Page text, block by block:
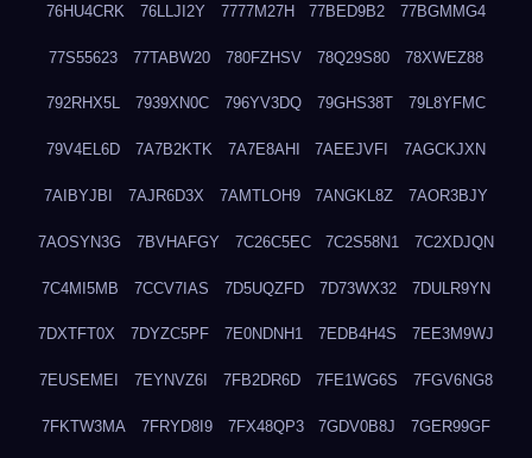
76HU4CRK 76LLJI2Y 7777M27H 77BED9B2 77BGMMG4
77S55623 77TABW20 780FZHSV 78Q29S80 78XWEZ88
792RHX5L 7939XN0C 796YV3DQ 79GHS38T 79L8YFMC
79V4EL6D 7A7B2KTK 7A7E8AHI 7AEEJVFI 7AGCKJXN
7AIBYJBI 7AJR6D3X 7AMTLOH9 7ANGKL8Z 7AOR3BJY
7AOSYN3G 7BVHAFGY 7C26C5EC 7C2S58N1 7C2XDJQN
7C4MI5MB 7CCV7IAS 7D5UQZFD 7D73WX32 7DULR9YN
7DXTFT0X 7DYZC5PF 7E0NDNH1 7EDB4H4S 7EE3M9WJ
7EUSEMEI 7EYNVZ6I 7FB2DR6D 7FE1WG6S 7FGV6NG8
7FKTW3MA 7FRYD8I9 7FX48QP3 7GDV0B8J 7GER99GF